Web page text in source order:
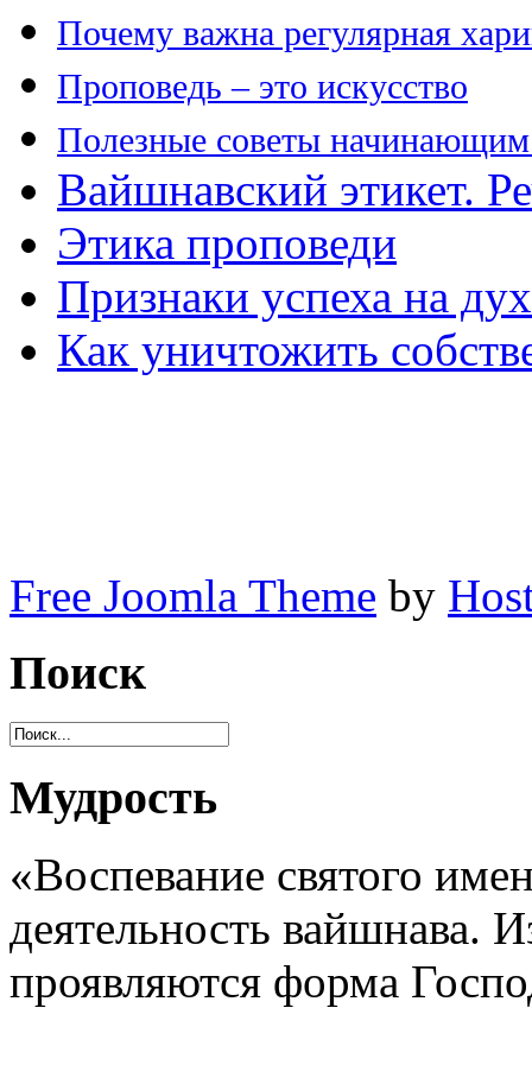
Почему важна регулярная
Проповедь – это искусство
Полезные советы
Вайшнавский этикет.
Этика проповеди
Признаки успеха на
Как уничтожить
Free Joomla Theme by
Поиск
Мудрость
«Воспевание святого
деятельность вайшнава.
проявляются форма